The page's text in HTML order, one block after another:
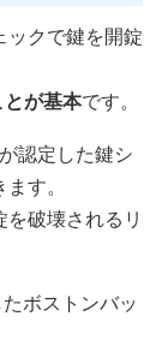
ックで鍵を開錠
が基本です。
認定した鍵シ
す。
破壊されるリ
ボストンバッ